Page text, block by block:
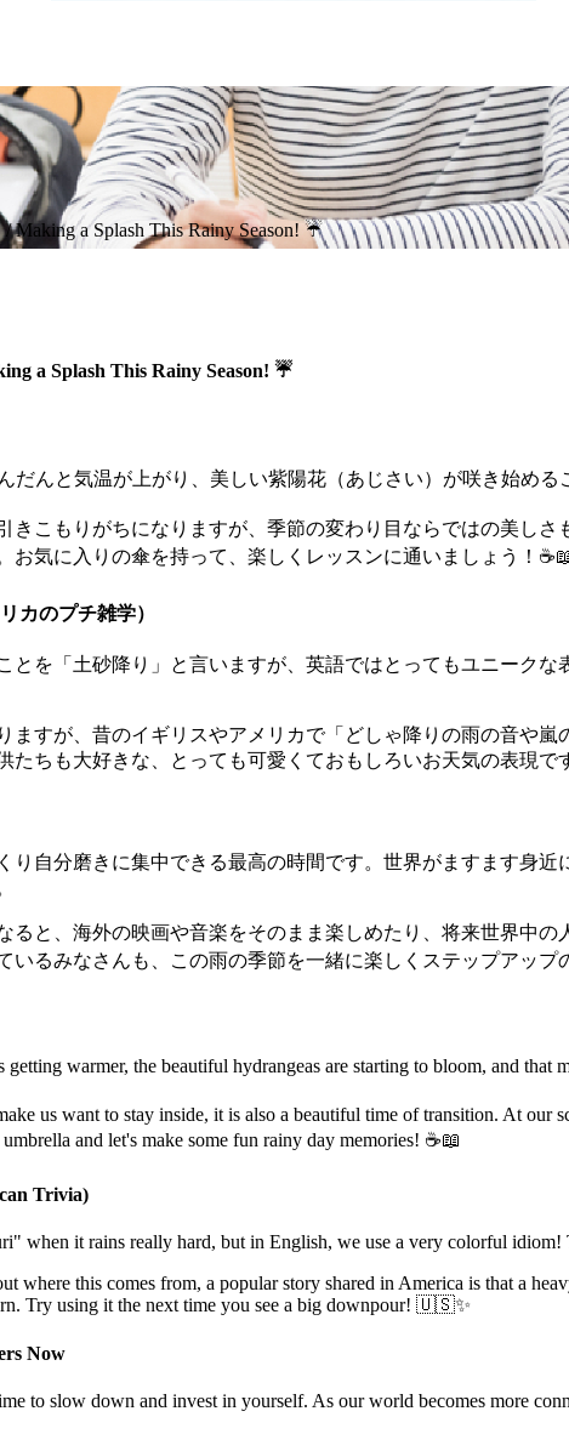
a Splash This Rainy Season! ☔
a Splash This Rainy Season! ☔
だんと気温が上がり、美しい紫陽花（あじさい）が咲き始め
きこもりがちになりますが、季節の変わり目ならではの美し
お気に入りの傘を持って、楽しくレッスンに通いましょう！
カのプチ雑学）
とを「土砂降り」と言いますが、英語ではとってもユニーク
ますが、昔のイギリスやアメリカで「どしゃ降りの雨の音や
たちも大好きな、とっても可愛くておもしろいお天気の表現
り自分磨きに集中できる最高の時間です。世界がますます身
ると、海外の映画や音楽をそのまま楽しめたり、将来世界中
いるみなさんも、この雨の季節を一緒に楽しくステップアッ
warmer, the beautiful hydrangeas are starting to bloom, and that
us want to stay inside, it is also a beautiful time of transition. At
and let's make some fun rainy day memories! ☕📖
Trivia)
when it rains really hard, but in English, we use a very colorful idiom!
where this comes from, a popular story shared in America is that a
Try using it the next time you see a big downpour! 🇺🇸✨
Now
to slow down and invest in yourself. As our world becomes more